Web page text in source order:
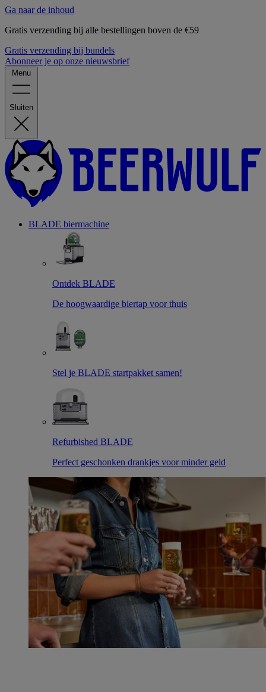
Ga naar de inhoud
Gratis verzending bij alle bestellingen boven de €59
Gratis verzending bij bundels
Abonneer je op onze nieuwsbrief
Menu
Sluiten
BLADE biermachine
Ontdek BLADE
De hoogwaardige biertap voor thuis
Stel je BLADE startpakket samen!
Refurbished BLADE
Perfect geschonken drankjes voor minder geld